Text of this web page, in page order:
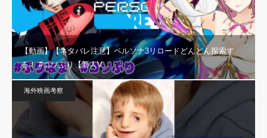
【動画】【ネタバレ注意】ペルソナ3リロードどんどん探索す
る！ #コソぷり【新人V…
海外映画考察